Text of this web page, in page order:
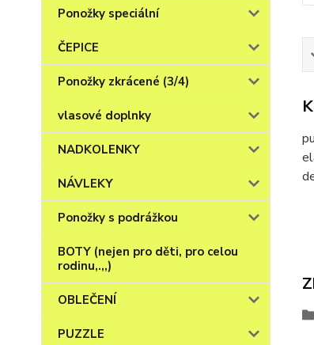
Ponožky speciální
ČEPICE
Ponožky zkrácené (3/4)
vlasové doplnky
NADKOLENKY
NÁVLEKY
Ponožky s podrážkou
BOTY (nejen pro děti, pro celou
rodinu,.,,)
OBLEČENÍ
PUZZLE